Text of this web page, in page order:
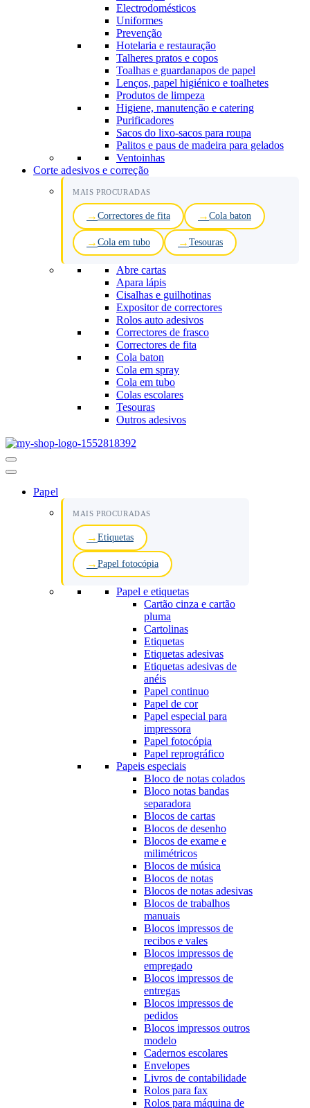
Electrodomésticos
Uniformes
Prevenção
Hotelaria e restauração
Talheres pratos e copos
Toalhas e guardanapos de papel
Lenços, papel higiénico e toalhetes
Produtos de limpeza
Higiene, manutenção e catering
Purificadores
Sacos do lixo-sacos para roupa
Palitos e paus de madeira para gelados
Ventoinhas
Corte adesivos e correção
MAIS PROCURADAS
Correctores de fita Cola baton
Cola em tubo Tesouras
Abre cartas
Apara lápis
Cisalhas e guilhotinas
Expositor de correctores
Rolos auto adesivos
Correctores de frasco
Correctores de fita
Cola baton
Cola em spray
Cola em tubo
Colas escolares
Tesouras
Outros adesivos
Menu
de
Papel
MAIS PROCURADAS
Etiquetas
Papel fotocópia
Papel e etiquetas
Cartão cinza e cartão
pluma
Cartolinas
Etiquetas
Etiquetas adesivas
Etiquetas adesivas de
anéis
Papel continuo
Papel de cor
Papel especial para
impressora
Papel fotocópia
Papel reprográfico
Papeis especiais
Bloco de notas colados
Bloco notas bandas
separadora
Blocos de cartas
Blocos de desenho
Blocos de exame e
milimétricos
Blocos de música
Blocos de notas
Blocos de notas adesivas
Blocos de trabalhos
manuais
Blocos impressos de
recibos e vales
Blocos impressos de
empregado
Blocos impressos de
entregas
Blocos impressos de
pedidos
Blocos impressos outros
modelo
Cadernos escolares
Envelopes
Livros de contabilidade
Rolos para fax
Rolos para máquina de